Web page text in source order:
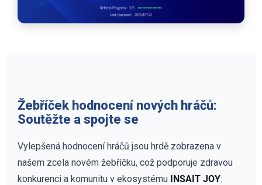
Žebříček hodnocení nových hráčů:
Soutěžte a spojte se
Vylepšená hodnocení hráčů jsou hrdě zobrazena v
našem zcela novém žebříčku, což podporuje zdravou
konkurenci a komunitu v ekosystému INSAIT JOY: